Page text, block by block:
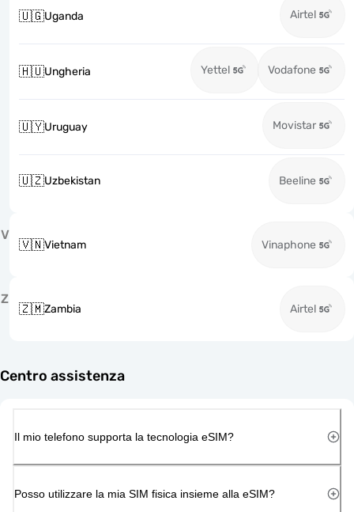
🇺🇬Uganda Airtel
🇭🇺Ungheria Yettel Vodafone
🇺🇾Uruguay Movistar
🇺🇿Uzbekistan Beeline
V
🇻🇳Vietnam Vinaphone
Z
🇿🇲Zambia Airtel
Centro assistenza
Il mio telefono supporta la tecnologia eSIM?
Posso utilizzare la mia SIM fisica insieme alla eSIM?